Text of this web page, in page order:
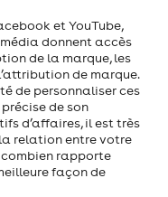
et YouTube,
donnent accès
de la marque, les
de marque.
de personnaliser ces
de son
d’affaires, il est très
relation entre votre
combien rapporte
façon de